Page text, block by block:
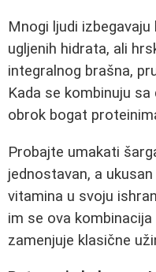
Mnogi ljudi
ugljenih hidrata, ali
integralnog brašna,
Kada se kombinuju
obrok bogat
Probajte umakati
jednostavan, a
vitamina u svoju
im se ova
zamenjuje klasične